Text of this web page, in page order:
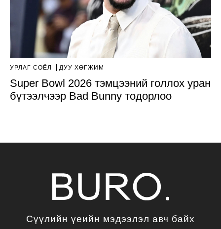
УРЛАГ СОЁЛ ДУУ ХӨГЖИМ
Super Bowl 2026 тэмцээний голлох уран
бүтээлчээр Bad Bunny тодорлоо
Сүүлийн үеийн мэдээлэл авч байх